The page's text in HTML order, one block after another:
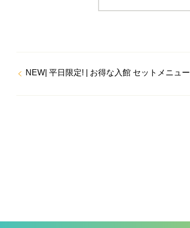
NEW| 平日限定! | お得な入館 セットメニュー